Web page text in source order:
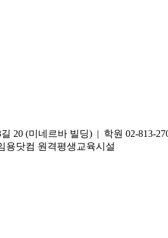
20 (미네르바 빌딩) | 학원 02-813-
용닷컴 원격평생교육시설